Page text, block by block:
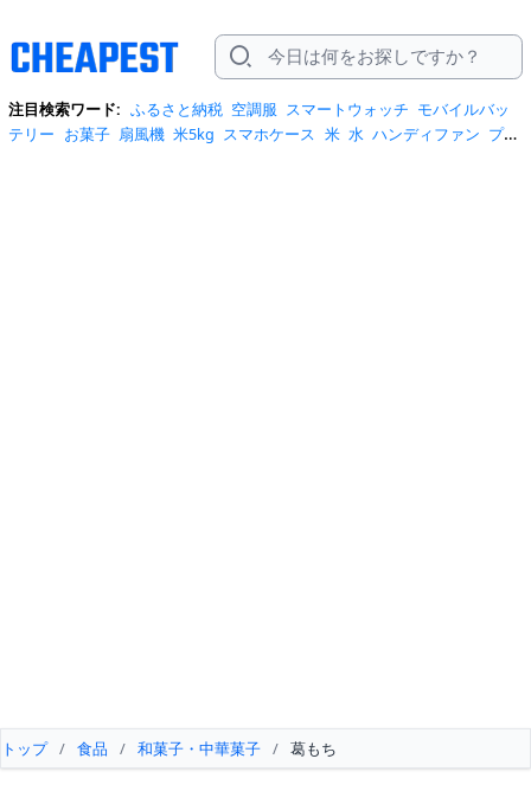
注目検索ワード: ふるさと納税 空調服 スマートウォッチ モバイルバッ
テリー お菓子 扇風機 米5kg スマホケース 米 水 ハンディファン プロ
トップ / 食品 / 和菓子・中華菓子 / 葛もち